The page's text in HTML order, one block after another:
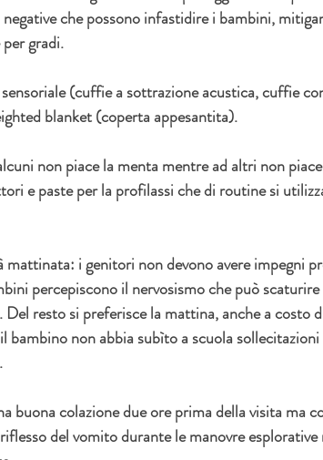
che possono infastidire i bambini,
gradi.
(cuffie a sottrazione acustica, cuffie
blanket (coperta appesantita).
non piace la menta mentre ad altri non
e paste per la profilassi che di routine si
i genitori non devono avere impegni
percepiscono il nervosismo che può
resto si preferisce la mattina, anche a costo
bambino non abbia subìto a scuola
buona colazione due ore prima della visita ma
del vomito durante le manovre esplorative